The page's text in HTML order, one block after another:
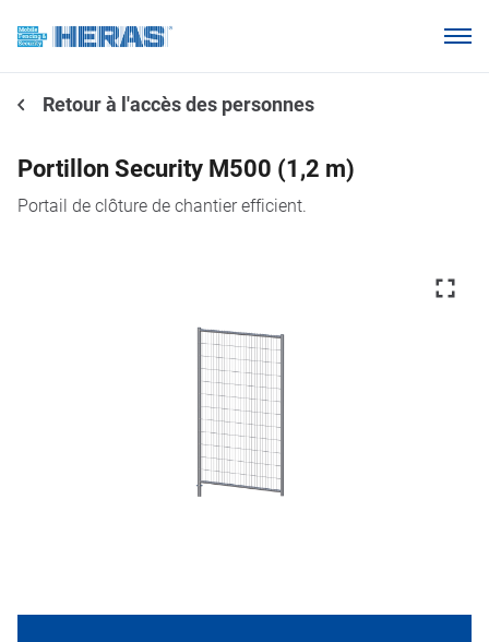
Pourquoi Heras Mobile ?
Base de connaissances
Retour à l'accès des personnes
Portillon Security M500 (1,2 m)
Portail de clôture de chantier efficient.